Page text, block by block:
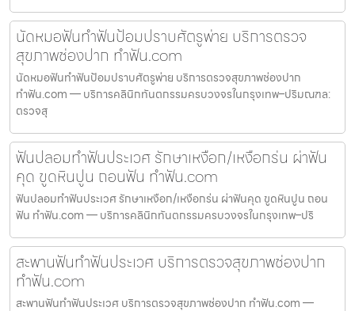
นัดหมอฟันทำฟันป้อมปราบศัตรูพ่าย บริการตรวจ
สุขภาพช่องปาก ทำฟัน.com
นัดหมอฟันทำฟันป้อมปราบศัตรูพ่าย บริการตรวจสุขภาพช่องปาก
ทำฟัน.com — บริการคลินิกทันตกรรมครบวงจรในกรุงเทพ–ปริมณฑล:
ตรวจสุ
ฟันปลอมทำฟันประเวศ รักษาเหงือก/เหงือกร่น ผ่าฟัน
คุด ขูดหินปูน ถอนฟัน ทำฟัน.com
ฟันปลอมทำฟันประเวศ รักษาเหงือก/เหงือกร่น ผ่าฟันคุด ขูดหินปูน ถอน
ฟัน ทำฟัน.com — บริการคลินิกทันตกรรมครบวงจรในกรุงเทพ–ปริ
สะพานฟันทำฟันประเวศ บริการตรวจสุขภาพช่องปาก
ทำฟัน.com
สะพานฟันทำฟันประเวศ บริการตรวจสุขภาพช่องปาก ทำฟัน.com —